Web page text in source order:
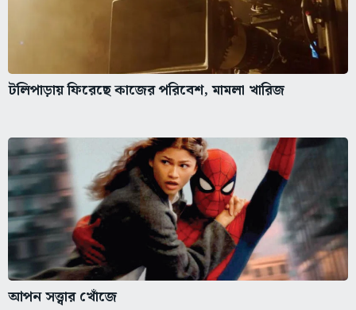
টলিপাড়ায় ফিরেছে কাজের পরিবেশ, মামলা খারিজ
আপন সত্ত্বার খোঁজে